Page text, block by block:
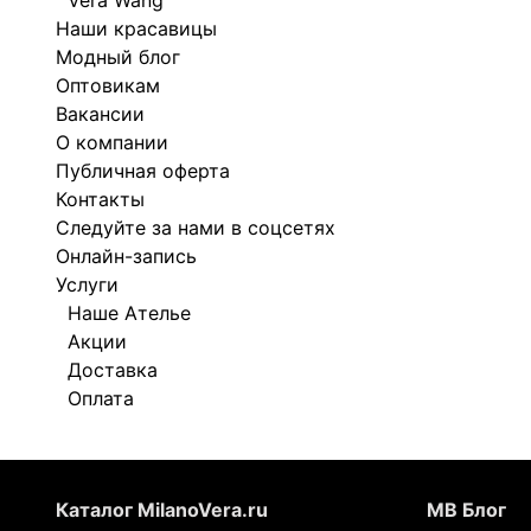
Наши красавицы
Модный блог
Оптовикам
Вакансии
О компании
Публичная оферта
Контакты
Следуйте за нами в соцсетях
Онлайн-запись
Услуги
Наше Ателье
Акции
Доставка
Оплата
Каталог MilanoVera.ru МВ Блог